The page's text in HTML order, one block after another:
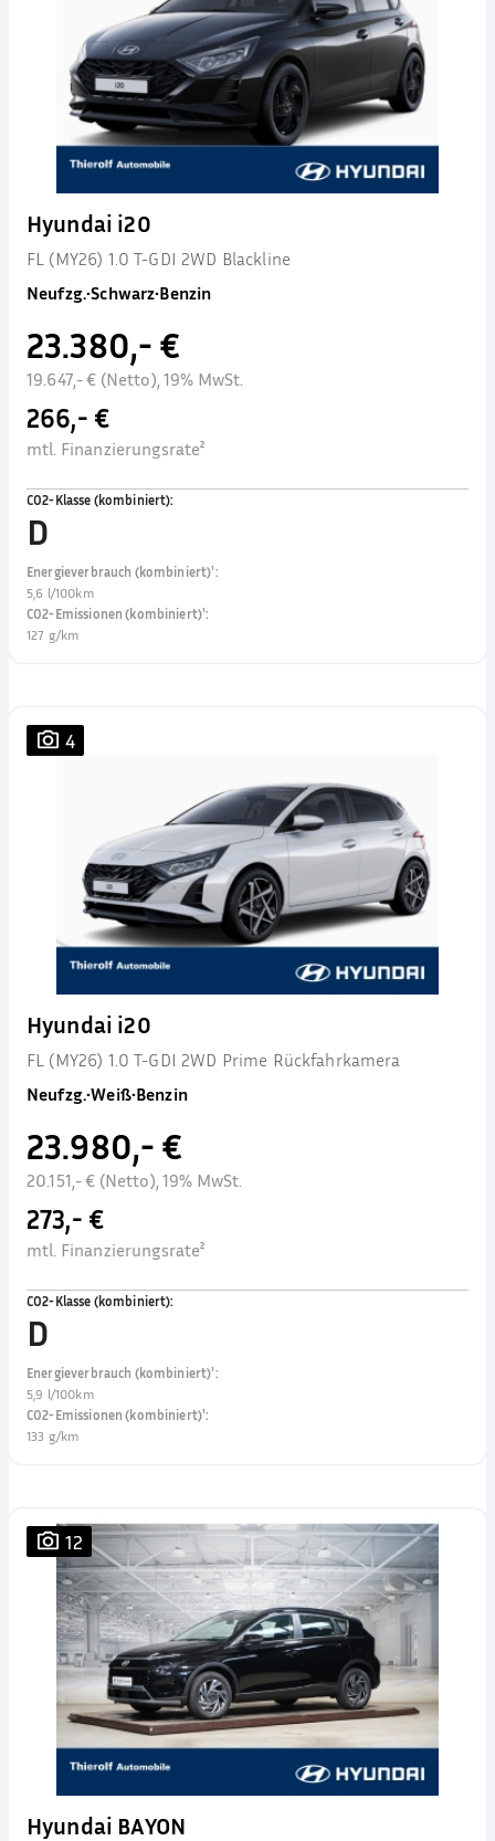
Hyundai i20
FL (MY26) 1.0 T-GDI 2WD Blackline
Neufzg.•Schwarz•Benzin
23.380,- €
19.647,- € (Netto), 19% MwSt.
266,- €
mtl. Finanzierungsrate²
CO2-Klasse (kombiniert):
D
Energieverbrauch (kombiniert)¹:
5,6 l/100km
CO2-Emissionen (kombiniert)¹:
127 g/km
4
Hyundai i20
FL (MY26) 1.0 T-GDI 2WD Prime Rückfahrkamera
Neufzg.•Weiß•Benzin
23.980,- €
20.151,- € (Netto), 19% MwSt.
273,- €
mtl. Finanzierungsrate²
CO2-Klasse (kombiniert):
D
Energieverbrauch (kombiniert)¹:
5,9 l/100km
CO2-Emissionen (kombiniert)¹:
133 g/km
12
Hyundai BAYON